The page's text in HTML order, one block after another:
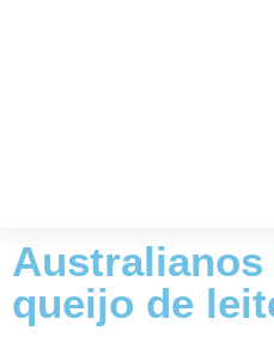
queijo de